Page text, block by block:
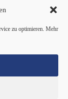
zu optimieren. Mehr